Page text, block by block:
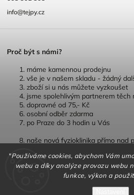
"Používáme cookies, abychom Vám
webu a díky analýze provozu webu
funkce, výkon a
info@tejpy.cz
Proč být s námi?
máme kamennou prodejnu
vše je v našem skladu - žádný
zboží si u nás můžete vyzkoušet
jsme spolehlivým partnerem těch
dopravné od 75,- Kč
osobní odběr zdarma
po Praze do 3 hodin u Vás
naše nová fyzioklinika přímo nad